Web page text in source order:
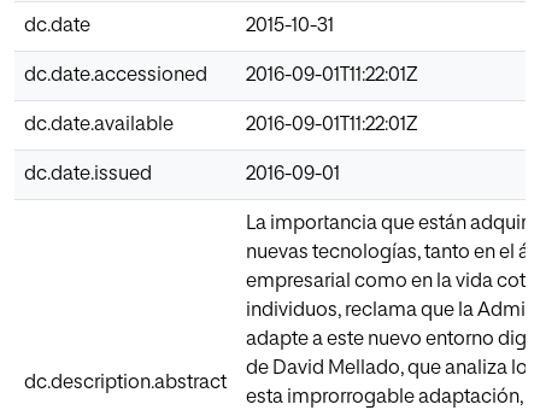
dc.date 2015-10-31
dc.date.accessioned 2016-09-01T11:22:01Z
dc.date.available 2016-09-01T11:22:01Z
dc.date.issued 2016-09-01
dc.description.abstract
La importancia que están
nuevas tecnologías, tanto en el
empresarial como en la vida
individuos, reclama que la
adapte a este nuevo entorno
de David Mellado, que analiza
esta improrrogable adaptación,